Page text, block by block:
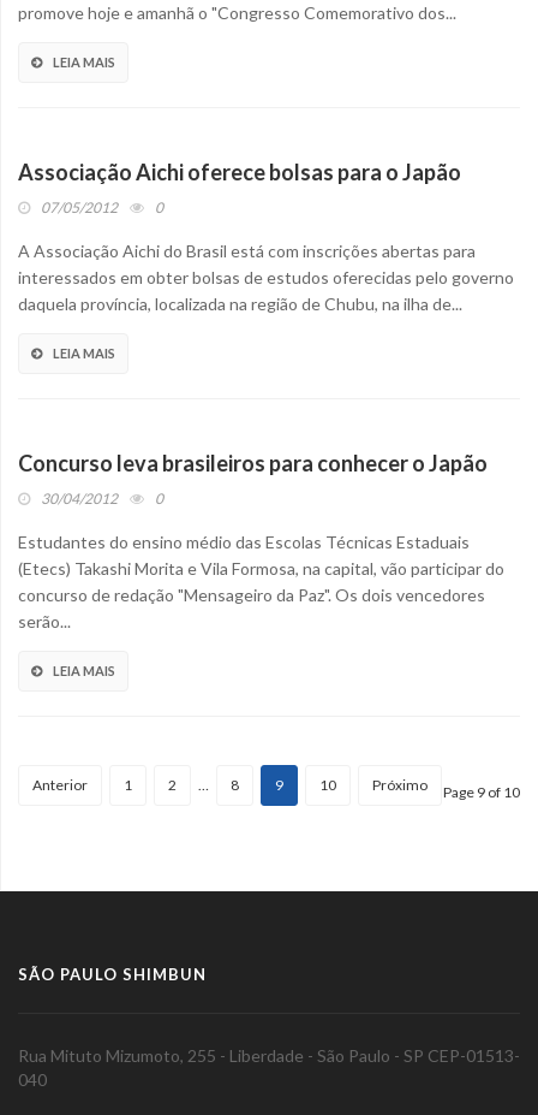
promove hoje e amanhã o "Congresso Comemorativo dos...
LEIA MAIS
Associação Aichi oferece bolsas para o Japão
07/05/2012 0
A Associação Aichi do Brasil está com inscrições abertas para
interessados em obter bolsas de estudos oferecidas pelo governo
daquela província, localizada na região de Chubu, na ilha de...
LEIA MAIS
Concurso leva brasileiros para conhecer o Japão
30/04/2012 0
Estudantes do ensino médio das Escolas Técnicas Estaduais
(Etecs) Takashi Morita e Vila Formosa, na capital, vão participar do
concurso de redação "Mensageiro da Paz". Os dois vencedores
serão...
LEIA MAIS
Anterior 1 2 8 9 10 Próximo Page 9 of 10
SÃO PAULO SHIMBUN
Rua Mituto Mizumoto, 255 - Liberdade - São Paulo - SP CEP-01513-
040